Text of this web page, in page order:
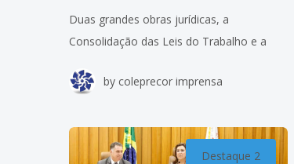
Duas grandes obras jurídicas, a
Consolidação das Leis do Trabalho e a
definir o Brasil contemporâneo. A
completa
by coleprecor imprensa
Destaque 2